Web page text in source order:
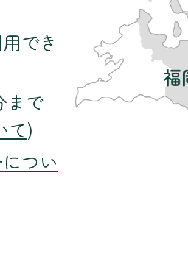
でき
まで
て)
つい